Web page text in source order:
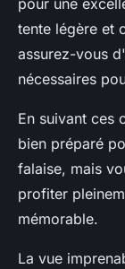
pour une
tente légère et
assurez-vous
nécessaires
En suivant ces
bien préparé
falaise, mais
profiter
mémorable.
La vue